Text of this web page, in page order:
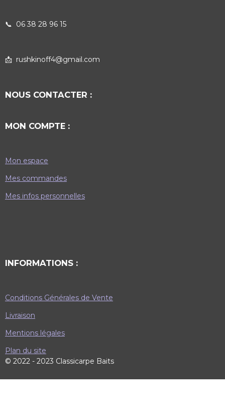
📞 06 38 28 96 15
📩 rushkinoff4@gmail.com
NOUS CONTACTER :
MON COMPTE :
Mon espace
Mes commandes
Mes infos personnelles
INFORMATIONS :
Conditions Générales de Vente
Livraison
Mentions légales
Plan du site
© 2022 - 2023 Classicarpe Baits